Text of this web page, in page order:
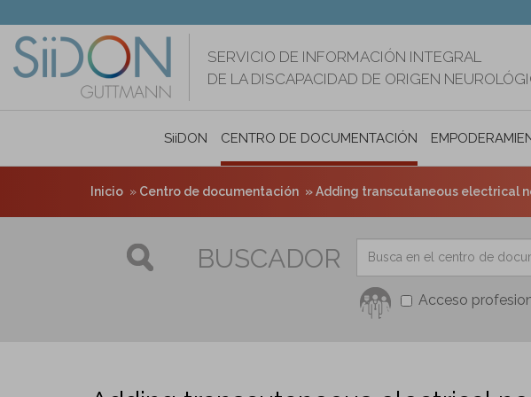
contenido
principal
SERVICIO DE INFORMACIÓN INTEGRAL
DE LA DISCAPACIDAD DE ORIGEN
SiiDON CENTRO DE DOCUMENTACIÓN
Inicio Centro de documentación Adding transcutaneous electrical nerve
BUSCADOR
Acceso